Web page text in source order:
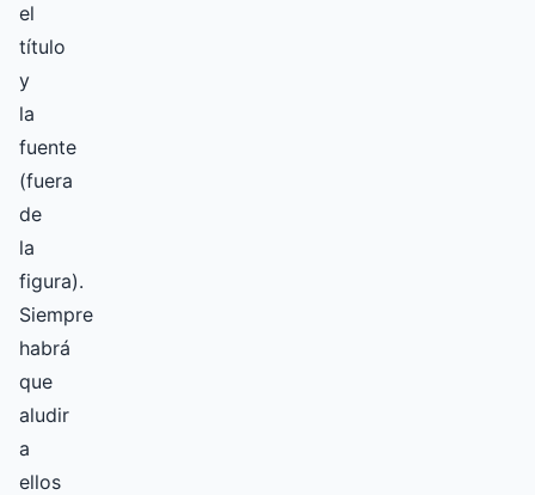
el
título
y
la
fuente
(fuera
de
la
figura).
Siempre
habrá
que
aludir
a
ellos